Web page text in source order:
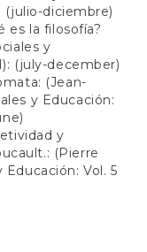
(julio-diciembre)
es la filosofía?
y
(july-december)
(Jean-
y Educación:
y
(Pierre
Educación: Vol. 5